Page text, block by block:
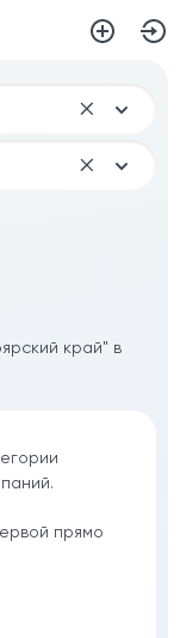
край" в
прямо